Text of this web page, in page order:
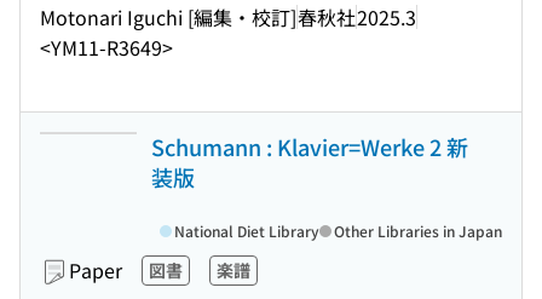
Motonari Iguchi [編集・校訂]春秋社2025.3
<YM11-R3649>
Schumann : Klavier=Werke 2 新
装版
Paper 図書 楽譜
National Diet Library Other Libraries in Japan